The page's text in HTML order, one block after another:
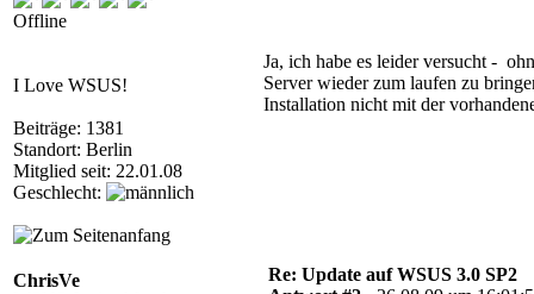
Offline
I Love WSUS!
Beiträge: 1381
Standort: Berlin
Mitglied seit: 22.01.08
Geschlecht:
Ja, ich habe es leider versucht -
Server wieder zum laufen zu
Installation nicht mit der
ChrisVe
Re: Update auf WSUS 3.0 SP2